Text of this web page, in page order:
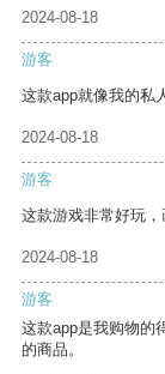
2024-08-18
游客
这款app就像我的私
2024-08-18
游客
这款游戏非常好玩，
2024-08-18
游客
这款app是我购物的
的商品。